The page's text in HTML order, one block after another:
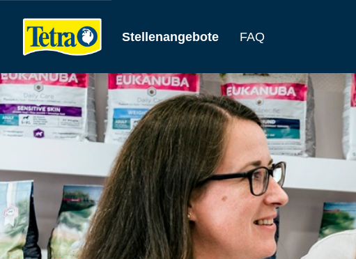
Stellenangebote FAQ